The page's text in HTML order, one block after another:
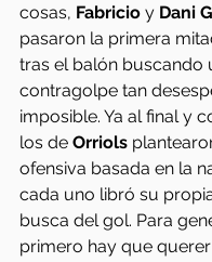
cosas, Fabricio y Dani
pasaron la primera
tras el balón buscando
contragolpe tan
imposible. Ya al final y
los de Orriols
ofensiva basada en la
cada uno libró su
busca del gol. Para
primero hay que querer